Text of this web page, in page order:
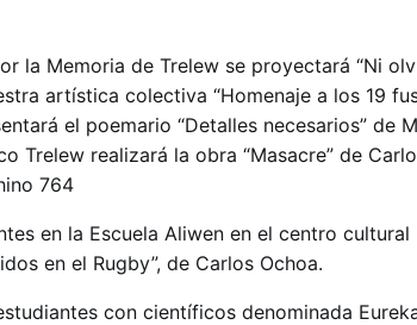
la Memoria de Trelew se proyectará “Ni
artística colectiva “Homenaje a los 19
el poemario “Detalles necesarios” de
Trelew realizará la obra “Masacre” de
764
en la Escuela Aliwen en el centro cultural
en el Rugby”, de Carlos Ochoa.
con científicos denominada